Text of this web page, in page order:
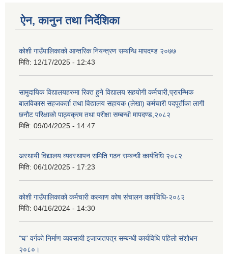
ऐन, कानुन तथा निर्देशिका
कोशी गाउँपालिकाको आन्तरिक नियन्त्रण सम्बन्धि मापदण्ड २०७७
मिति: 12/17/2025 - 12:43
सामुदायिक विद्यालयहरुमा रिक्त हुने विद्यालय सहयोगी कर्मचारी,प्रारम्भिक
बालविकास सहजकर्ता तथा विद्यालय सहायक (लेखा) कर्मचारी पदपूर्तीका लागी
छनौट परिक्षाको पाठ्यक्रम तथा परीक्षा सम्बन्धी मापदण्ड,२०८२
मिति: 09/04/2025 - 14:47
अस्थायी विद्यालय व्यवस्थापन समिति गठन सम्बन्धी कार्यविधि २०८२
मिति: 06/10/2025 - 17:23
कोशी गाउँपालिकाको कर्मचारी कल्याण कोष संचालन कार्यविधि-२०८२
मिति: 04/16/2024 - 14:30
"घ" वर्गको निर्माण व्यवसायी इजाजतपत्र सम्बन्धी कार्यविधि पहिलो संशोधन
२०८०।